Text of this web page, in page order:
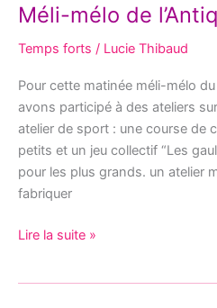
Méli-mélo de
Temps forts / Lucie Thibaud
Pour cette matinée méli-mélo
avons participé à des ateliers
atelier de sport : une course de
petits et un jeu collectif “Les
pour les plus grands. un atelier
fabriquer
Méli-
de
l’Antiquité
Lire la suite »